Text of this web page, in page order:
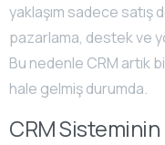
yaklaşım sadece satış
pazarlama, destek ve
Bu nedenle CRM artık
hale gelmiş durumda.
CRM